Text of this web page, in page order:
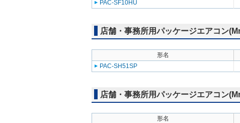
PAC-SF10HU
店舗・事務所用パッケージエアコン
形名
PAC-SH51SP
店舗・事務所用パッケージエアコン
形名